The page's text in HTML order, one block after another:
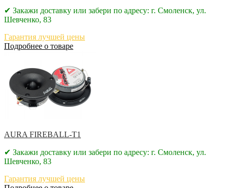
✔ Закажи доставку или забери по адресу: г. Смоленск, ул.
Шевченко, 83
Гарантия лучшей цены
Подробнее о товаре
AURA FIREBALL-T1
✔ Закажи доставку или забери по адресу: г. Смоленск, ул.
Шевченко, 83
Гарантия лучшей цены